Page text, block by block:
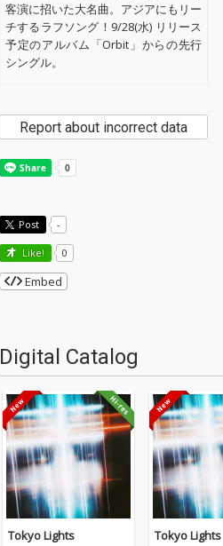
客演に招いた大名曲。アジアにもリー
チするラフソング！9/28(水) リリース
予定のアルバム「Orbit」からの先行
シングル。
Report about incorrect data
Post -
Like! 0
Embed
Digital Catalog
Tokyo Lights Tokyo Lights